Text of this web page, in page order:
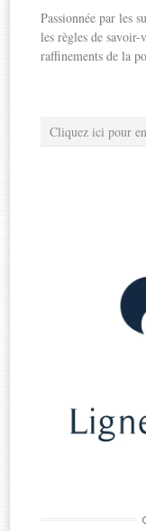
Passionnée par les
les règles de
raffinements de la
Cliquez ici pour